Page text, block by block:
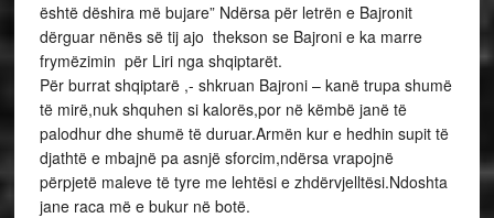
është dëshira më bujare” Ndërsa për letrën e Bajronit
dërguar nënës së tij ajo thekson se Bajroni e ka marre
frymëzimin për Liri nga shqiptarët.
Për burrat shqiptarë ,- shkruan Bajroni – kanë trupa shumë
të mirë,nuk shquhen si kalorës,por në këmbë janë të
palodhur dhe shumë të duruar.Armën kur e hedhin supit të
djathtë e mbajnë pa asnjë sforcim,ndërsa vrapojnë
përpjetë maleve të tyre me lehtësi e zhdërvjelltësi.Ndoshta
jane raca më e bukur në botë.